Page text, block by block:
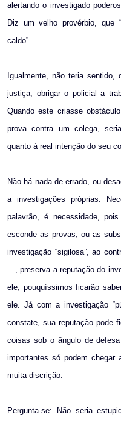
alertando o investigado
Diz um velho provérbio, que
caldo”.
Igualmente, não teria
justiça, obrigar o policial a
Quando este criasse
prova contra um colega,
quanto à real intenção do seu
Não há nada de errado, ou
a investigações próprias.
palavrão, é necessidade,
esconde as provas; ou as
investigação “sigilosa”, ao
—, preserva a reputação do
ele, pouquíssimos ficarão
ele. Já com a investigação
constate, sua reputação pode
coisas sob o ângulo de
importantes só podem
muita discrição.
Pergunta-se: Não seria